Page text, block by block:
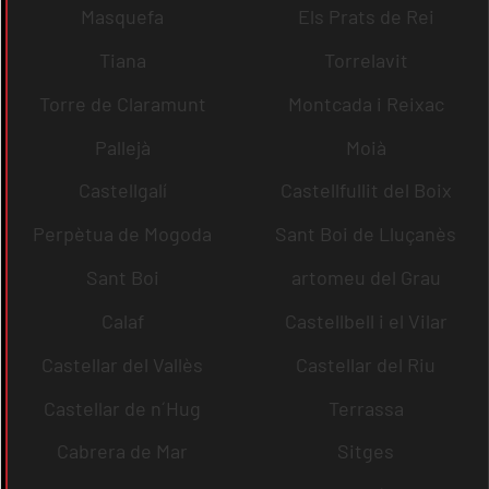
Masquefa
Els Prats de Rei
Tiana
Torrelavit
Torre de Claramunt
Montcada i Reixac
Pallejà
Moià
Castellgalí
Castellfullit del Boix
Perpètua de Mogoda
Sant Boi de Lluçanès
Sant Boi
artomeu del Grau
Calaf
Castellbell i el Vilar
Castellar del Vallès
Castellar del Riu
Castellar de n´Hug
Terrassa
Cabrera de Mar
Sitges